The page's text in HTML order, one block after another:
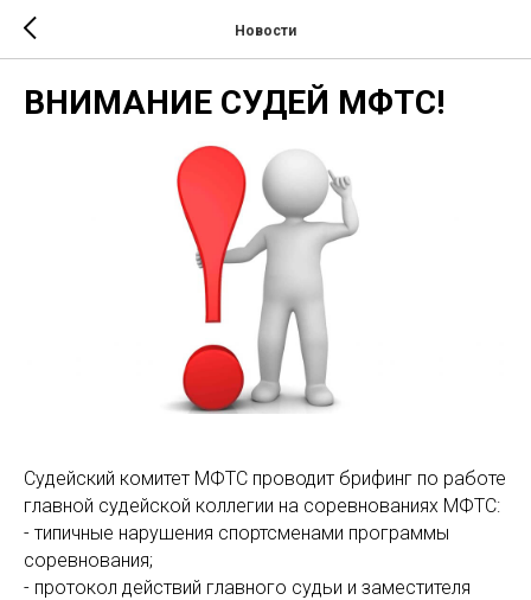
Новости
ВНИМАНИЕ СУДЕЙ МФТС!
Судейский комитет МФТС проводит брифинг по работе
главной судейской коллегии на соревнованиях МФТС:
- типичные нарушения спортсменами программы
соревнования;
- протокол действий главного судьи и заместителя